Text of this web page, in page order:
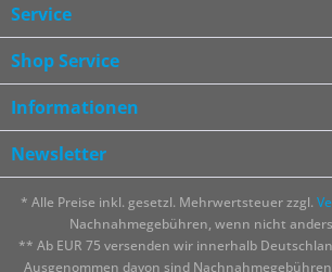
Service
Shop Service
Informationen
Newsletter
* Alle Preise inkl. gesetzl. Mehrwertsteuer zzgl.
Nachnahmegebühren, wenn nicht
** Ab EUR 75 versenden wir innerhalb
Ausgenommen davon sind